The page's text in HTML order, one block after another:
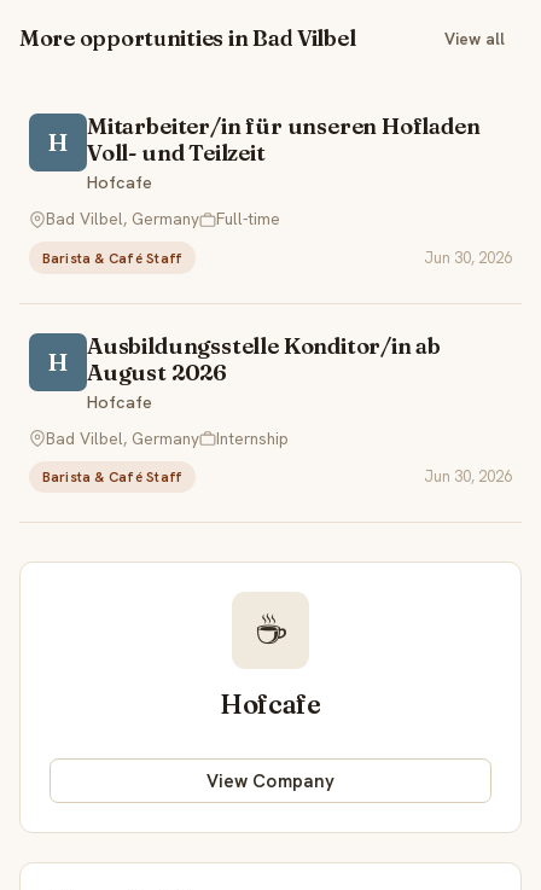
More opportunities in Bad Vilbel View all
H
Mitarbeiter/in für unseren Hofladen
Voll- und Teilzeit
Hofcafe
Bad Vilbel, Germany
Full-time
Barista & Café Staff Jun 30, 2026
H
Ausbildungsstelle Konditor/in ab
August 2026
Hofcafe
Bad Vilbel, Germany
Internship
Barista & Café Staff Jun 30, 2026
☕
Hofcafe
View Company